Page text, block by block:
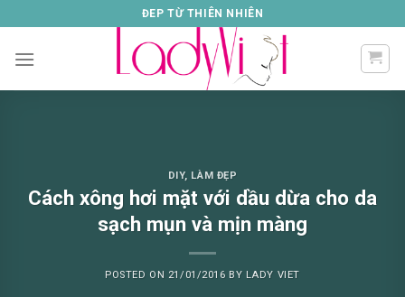
to
content
ĐEP TỪ THIÊN NHIÊN
DIY, LÀM ĐẸP
Cách xông hơi mặt với dầu dừa cho da
sạch mụn và mịn màng
POSTED ON 21/01/2016 BY LADY VIET